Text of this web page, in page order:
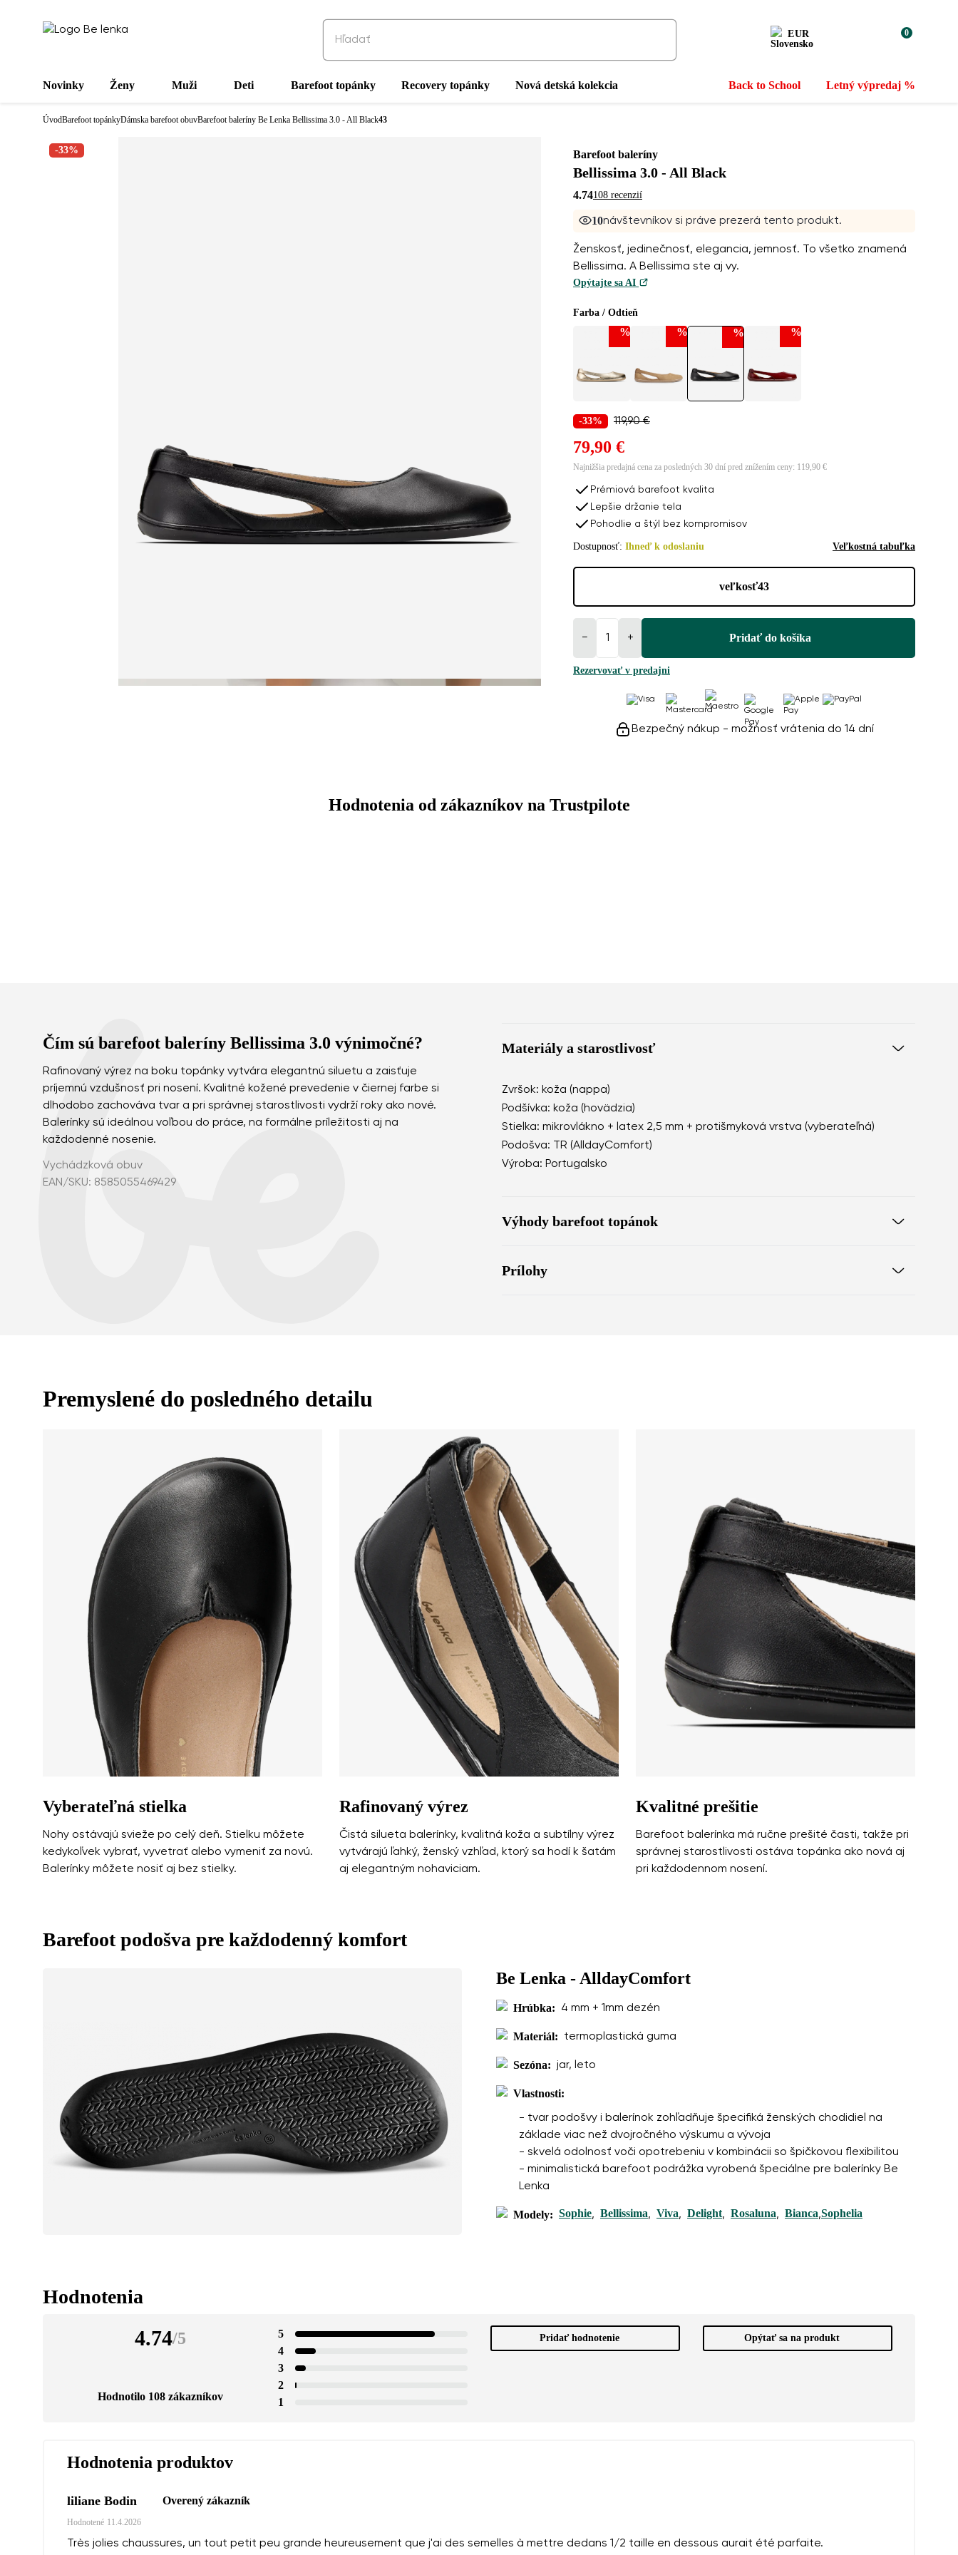
EUR 0
Novinky Ženy Muži Deti Barefoot topánky Recovery topánky Nová detská kolekcia Back to School Letný výpredaj %
Zmeniť región
Vyberte krajinu dodania
Vyberte jazyk
Zmeniť
ÚvodBarefoot topánkyDámska barefoot obuvBarefoot baleríny Be Lenka Bellissima 3.0 - All Black43
-33% Barefoot baleríny
Bellissima 3.0 - All Black
4.74108 recenzií
10návštevníkov si práve prezerá tento produkt.
Ženskosť, jedinečnosť, elegancia, jemnosť. To všetko znamená
Bellissima. A Bellissima ste aj vy.
Opýtajte sa AI
Farba / Odtieň
% % % %
-33% 119,90 €
79,90 €
Najnižšia predajná cena za posledných 30 dní pred znížením ceny: 119,90 €
Prémiová barefoot kvalita
Lepšie držanie tela
Pohodlie a štýl bez kompromisov
Dostupnosť: Ihneď k odoslaniu Veľkostná tabuľka
veľkosť43
− + Pridať do košíka
Rezervovať v predajni
Bezpečný nákup - možnosť vrátenia do 14 dní
Hodnotenia od zákazníkov na Trustpilote
Čím sú barefoot baleríny Bellissima 3.0 výnimočné?
Rafinovaný výrez na boku topánky vytvára elegantnú siluetu a zaisťuje
príjemnú vzdušnosť pri nosení. Kvalitné kožené prevedenie v čiernej farbe si
dlhodobo zachováva tvar a pri správnej starostlivosti vydrží roky ako nové.
Balerínky sú ideálnou voľbou do práce, na formálne príležitosti aj na
každodenné nosenie.
Vychádzková obuv
EAN/SKU: 8585055469429
Materiály a starostlivosť
Zvršok: koža (nappa)
Podšívka: koža (hovädzia)
Stielka: mikrovlákno + latex 2,5 mm + protišmyková vrstva (vyberateľná)
Podošva: TR (AlldayComfort)
Výroba: Portugalsko
Výhody barefoot topánok
anatomický tvar topánky poskytuje štedrý priestor pre
Prílohy
Premyslené do posledného detailu
Vyberateľná stielka
Nohy ostávajú svieže po celý deň. Stielku môžete
kedykoľvek vybrať, vyvetrať alebo vymeniť za novú.
Balerínky môžete nosiť aj bez stielky.
Rafinovaný výrez
Čistá silueta balerínky, kvalitná koža a subtílny výrez
vytvárajú ľahký, ženský vzhľad, ktorý sa hodí k šatám
aj elegantným nohaviciam.
Kvalitné prešitie
Barefoot balerínka má ručne prešité časti, takže pri
správnej starostlivosti ostáva topánka ako nová aj
pri každodennom nosení.
Barefoot podošva pre každodenný komfort
Be Lenka - AlldayComfort
Hrúbka: 4 mm + 1mm dezén
Materiál: termoplastická guma
Sezóna: jar, leto
Vlastnosti:
- tvar podošvy i balerínok zohľadňuje špecifiká ženských chodidiel na
základe viac než dvojročného výskumu a vývoja
- skvelá odolnosť voči opotrebeniu v kombinácii so špičkovou flexibilitou
- minimalistická barefoot podrážka vyrobená špeciálne pre balerínky Be
Lenka
Modely: Sophie, Bellissima, Viva, Delight, Rosaluna, Bianca,Sophelia
Súhlasím so spracovaním zadaných osobných údajov v zmysle týchto podmienok a ich zverejnením.
Hodnotenia
4.74/5
Hodnotilo 108 zákazníkov
5
4
3
2
1
Pridať hodnotenie Opýtať sa na produkt
Hodnotenia produktov
liliane Bodin Overený zákazník
Hodnotené 11.4.2026
Très jolies chaussures, un tout petit peu grande heureusement que j'ai des semelles à mettre dedans 1/2 taille en dessous aurait été parfaite.
Variant
Číslo objednávky
Textové hodnotenie
Hodnotenie
Súhlasím so spracovaním zadaných osobných údajov v zmysletýchto podmienok a ich zverejnením.
Pridať hodnotenie
Produkty na rezerváciu
Barefoot baleríny Be Lenka Bellissima 3.0 - All Black
79,90 €